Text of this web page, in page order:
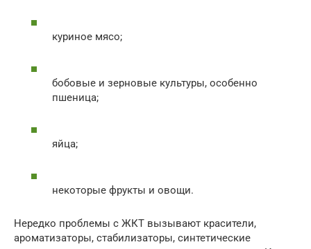
куриное мясо;
бобовые и зерновые культуры, особенно
пшеница;
яйца;
некоторые фрукты и овощи.
Нередко проблемы с ЖКТ вызывают красители,
ароматизаторы, стабилизаторы, синтетические